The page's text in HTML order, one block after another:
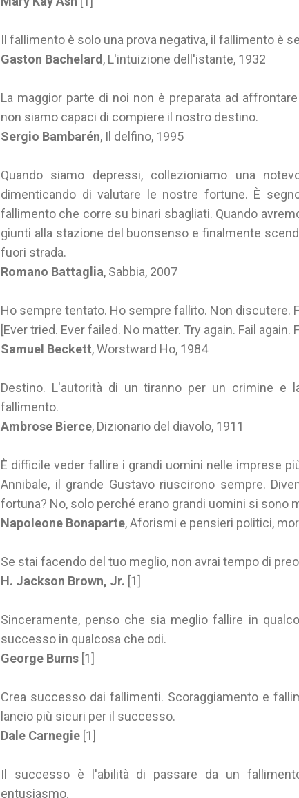
Il fallimento è solo una prova negativa, il fallimento è
Gaston Bachelard , L'intuizione dell'istante, 1932
La maggior parte di noi non è preparata ad
non siamo capaci di compiere il nostro destino.
Sergio Bambarén, Il delfino, 1995
Quando siamo depressi, collezioniamo una
dimenticando di valutare le nostre fortune. È
fallimento che corre su binari sbagliati. Quando
giunti alla stazione del buonsenso e finalmente
fuori strada.
Romano Battaglia, Sabbia, 2007
Ho sempre tentato. Ho sempre fallito. Non discutere.
[Ever tried. Ever failed. No matter. Try again. Fail again.
Samuel Beckett, Worstward Ho, 1984
Destino. L'autorità di un tiranno per un crimine e
fallimento.
Ambrose Bierce, Dizionario del diavolo, 1911
È difficile veder fallire i grandi uomini nelle imprese
Annibale, il grande Gustavo riuscirono sempre.
fortuna? No, solo perché erano grandi uomini si sono
Napoleone Bonaparte, Aforismi e pensieri politici,
Se stai facendo del tuo meglio, non avrai tempo di
H. Jackson Brown, Jr. [1]
Sinceramente, penso che sia meglio fallire in
successo in qualcosa che odi.
George Burns [1]
Crea successo dai fallimenti. Scoraggiamento e
lancio più sicuri per il successo.
Dale Carnegie [1]
Il successo è l'abilità di passare da un
entusiasmo.